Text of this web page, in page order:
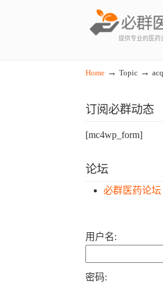
提供专业的医药
Home → Topic →
订阅必群动态
[mc4wp_form]
论坛
必群医药论坛
用户名:
密码: